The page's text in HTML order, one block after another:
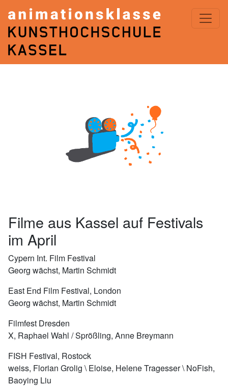
Filme aus Kassel auf Festivals
im April
Cypern Int. Film Festival
Georg wächst, Martin Schmidt
East End Film Festival, London
Georg wächst, Martin Schmidt
Filmfest Dresden
X, Raphael Wahl / Sprößling, Anne Breymann
FISH Festival, Rostock
weiss, Florian Grolig \ Eloise, Helene Tragesser \ NoFish,
Baoying Liu